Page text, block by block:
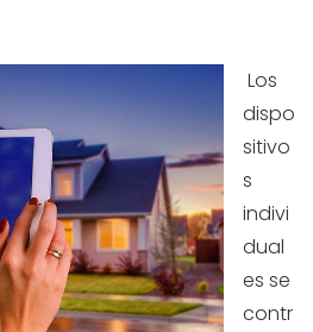
Los
dispo
sitivo
s
indivi
dual
es se
contr